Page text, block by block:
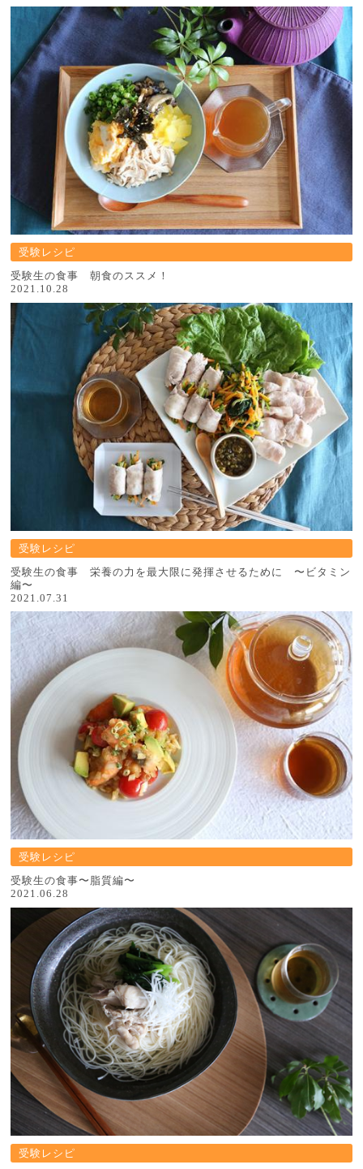
受験レシピ
受験生の食事 朝食のススメ！
2021.10.28
受験レシピ
受験生の食事 栄養の力を最大限に発揮させるために 〜ビタミン
編〜
2021.07.31
受験レシピ
受験生の食事〜脂質編〜
2021.06.28
受験レシピ